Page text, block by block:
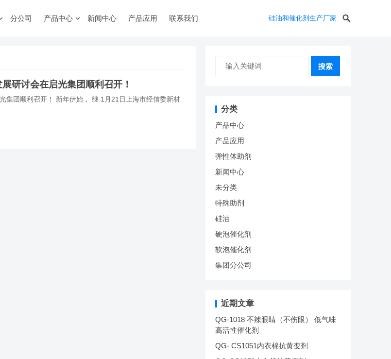
分公司 产品中心 新闻中心 产品应用 联系我们 硅油和催化剂生产厂家
研讨会在启光集团顺利召开！
集团顺利召开！ 新年伊始， 继 1月21日上海市经信委新材
搜索
分类
产品中心
产品应用
弹性体助剂
新闻中心
未分类
特殊助剂
硅油
硬泡催化剂
软泡催化剂
集团分公司
近期文章
QG-1018 不辣眼睛（不伤眼） 低气味
高活性催化剂
QG- CS1051内衣棉抗黄变剂